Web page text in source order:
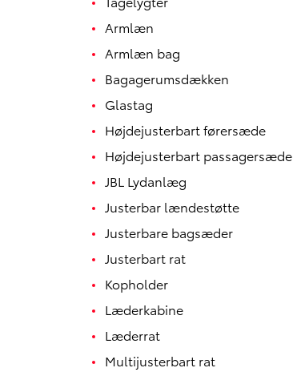
Armlæn
Armlæn bag
Bagagerumsdækken
Glastag
Højdejusterbart førersæde
Højdejusterbart passagersæde
JBL Lydanlæg
Justerbar lændestøtte
Justerbare bagsæder
Justerbart rat
Kopholder
Læderkabine
Læderrat
Multijusterbart rat